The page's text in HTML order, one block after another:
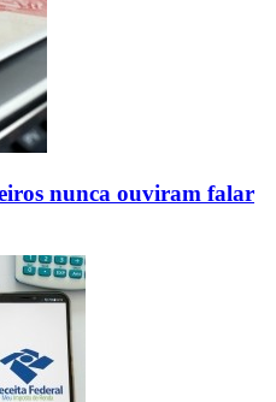
nunca ouviram falar